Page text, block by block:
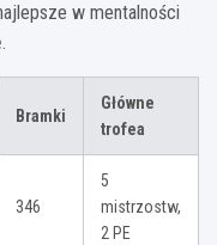
w mentalności
Bramki
Główne
trofea
346
5
mistrzostw,
2 PE